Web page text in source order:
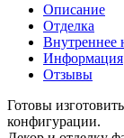
Описание
Отделка
Внутреннее
Информация
Отзывы
Готовы
конфигурации.